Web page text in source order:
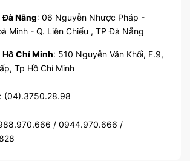
Nãng: 06 Nguyễn Nhược Pháp -
Minh - Q. Liên Chiểu , TP Đà Nẵng
Chí Minh: 510 Nguyễn Văn Khối, F.9,
Tp Hồ Chí Minh
: (04).3750.28.98
/ 0944.970.666 /